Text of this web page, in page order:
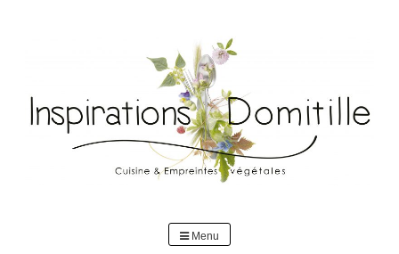
Skip
to
content
Menu